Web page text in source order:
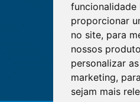
proporcionar
no site, para
nossos
personalizar
marketing,
sejam mais